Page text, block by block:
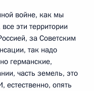
войне, как мы
эти территории
за Советским
так надо
германские,
часть земель, это
опять